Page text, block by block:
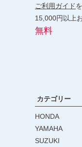
ご利用ガイド
15,000円以上
無料
カテゴリー
HONDA
YAMAHA
SUZUKI